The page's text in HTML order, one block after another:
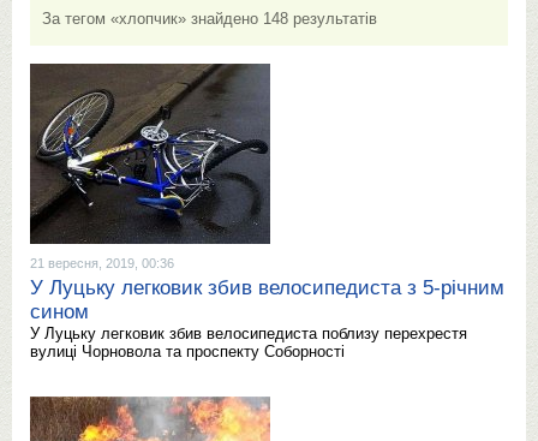
За тегом «хлопчик» знайдено 148 результатів
21 вересня, 2019, 00:36
У Луцьку легковик збив велосипедиста з 5-річним
сином
У Луцьку легковик збив велосипедиста поблизу перехрестя
вулиці Чорновола та проспекту Соборності